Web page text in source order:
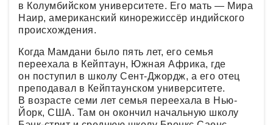
в Колумбийском университете. Его мать — Мира
Наир, американский кинорежиссёр индийского
происхождения.
Когда Мамдани было пять лет, его семья
переехала в Кейптаун, Южная Африка, где
он поступил в школу Сент-Джордж, а его отец
преподавал в Кейптаунском университете.
В возрасте семи лет семья переехала в Нью-
Йорк, США. Там он окончил начальную школу